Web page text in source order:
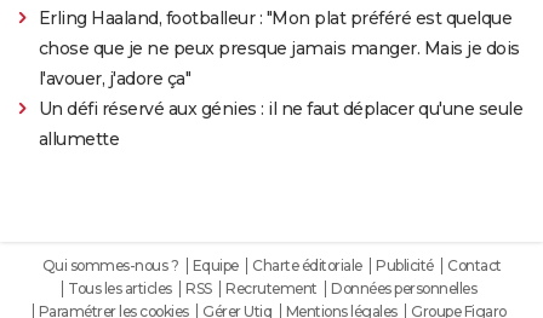
Erling Haaland, footballeur : "Mon plat préféré est quelque
chose que je ne peux presque jamais manger. Mais je dois
l'avouer, j'adore ça"
Un défi réservé aux génies : il ne faut déplacer qu'une seule
allumette
Qui sommes-nous ? Equipe Charte éditoriale Publicité
Contact
Tous les articles
RSS Recrutement
Données personnelles
Paramétrer les cookies
Gérer Utiq Mentions légales Groupe Figaro